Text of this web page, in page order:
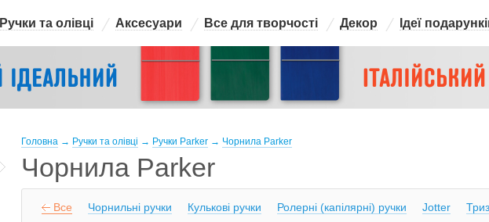
Ручки та олівці Аксесуари Все для творчості Декор Ідеї
Головна → Ручки та олівці → Ручки Parker → Чорнила Parker
Чорнила Parker
Все Чорнильні ручки Кулькові ручки Ролерні (капілярні) ручки Jotter